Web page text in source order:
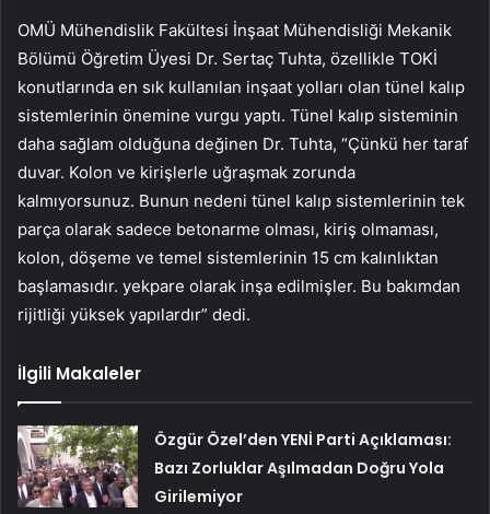
OMÜ Mühendislik Fakültesi İnşaat Mühendisliği Mekanik
Bölümü Öğretim Üyesi Dr. Sertaç Tuhta, özellikle TOKİ
konutlarında en sık kullanılan inşaat yolları olan tünel kalıp
sistemlerinin önemine vurgu yaptı. Tünel kalıp sisteminin
daha sağlam olduğuna değinen Dr. Tuhta, “Çünkü her taraf
duvar. Kolon ve kirişlerle uğraşmak zorunda
kalmıyorsunuz. Bunun nedeni tünel kalıp sistemlerinin tek
parça olarak sadece betonarme olması, kiriş olmaması,
kolon, döşeme ve temel sistemlerinin 15 cm kalınlıktan
başlamasıdır. yekpare olarak inşa edilmişler. Bu bakımdan
rijitliği yüksek yapılardır” dedi.
İlgili Makaleler
Özgür Özel’den YENİ Parti Açıklaması:
Bazı Zorluklar Aşılmadan Doğru Yola
Girilemiyor